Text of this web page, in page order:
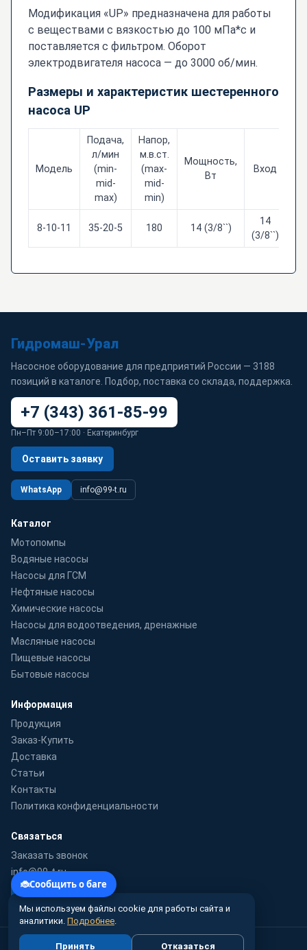
Модификация «UP» предназначена для работы
с веществами с вязкостью до 100 мПа*с и
поставляется с фильтром. Оборот
электродвигателя насоса — до 3000 об/мин.
Размеры и характеристик шестеренного
насоса UP
Модель
Подача,
л/мин
(min-
mid-
max)
Напор,
м.в.ст.
(max-
mid-
min)
Мощность,
Вт
Вход
8-10-11 35-20-5 180 14 (3/8``)
14
(3/8``)
Гидромаш-Урал
Насосное оборудование для предприятий России — 3188
позиций в каталоге. Подбор, поставка со склада, поддержка.
+7 (343) 361-85-99
Пн–Пт 9:00–17:00 · Екатеринбург
Оставить заявку
WhatsApp info@99-t.ru
Каталог
Мотопомпы
Водяные насосы
Насосы для ГСМ
Нефтяные насосы
Химические насосы
Насосы для водоотведения, дренажные
Масляные насосы
Пищевые насосы
Бытовые насосы
Информация
Продукция
Заказ-Купить
Доставка
Статьи
Контакты
Политика конфиденциальности
Связаться
Заказать звонок
info@99-t.ru
WhatsApp
© 2010–2026 99-t.ru · Гидромаш-Урал — поставка насосного
Мы используем файлы cookie для работы сайта и
аналитики. Подробнее.
Принять Отказаться